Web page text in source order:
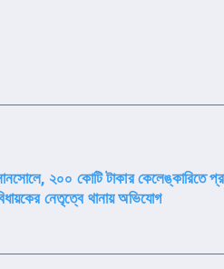
২০০ কোটি টাকার কেলেঙ্কারিতে
নেতৃত্বে থানায় অভিযোগ